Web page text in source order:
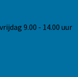
9.00 - 14.00 uur